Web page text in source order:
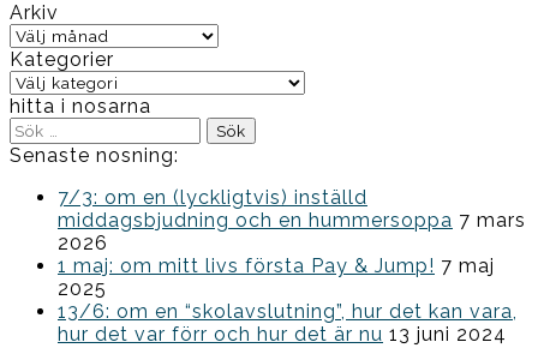
Arkiv
Arkiv
Kategorier
Kategorier
hitta i nosarna
Sök
efter:
Senaste nosning:
7/3: om en (lyckligtvis) inställd
middagsbjudning och en hummersoppa 7 mars
2026
1 maj: om mitt livs första Pay & Jump! 7 maj
2025
13/6: om en “skolavslutning”, hur det kan vara,
hur det var förr och hur det är nu 13 juni 2024